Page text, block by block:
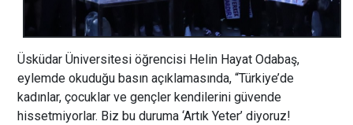
Üsküdar Üniversitesi öğrencisi Helin Hayat Odabaş,
eylemde okuduğu basın açıklamasında, “Türkiye’de
kadınlar, çocuklar ve gençler kendilerini güvende
hissetmiyorlar. Biz bu duruma ‘Artık Yeter’ diyoruz!